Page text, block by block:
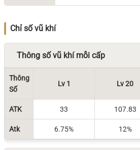
Chỉ số vũ khí
Thông số vũ khí mỗi cấp
Thông
Số
Lv 1 Lv 20
ATK 33 107.83
Atk 6.75% 12%